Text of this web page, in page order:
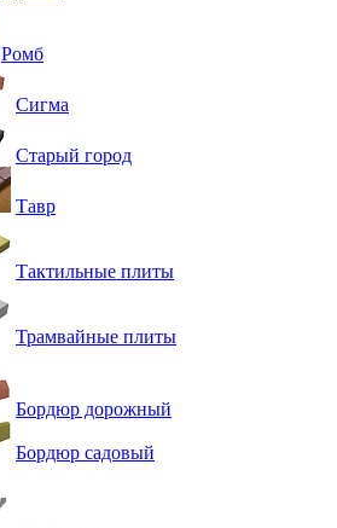
Ромб
Сигма
Старый город
Тавр
Тактильные плиты
Трамвайные плиты
Бордюр дорожный
Бордюр садовый